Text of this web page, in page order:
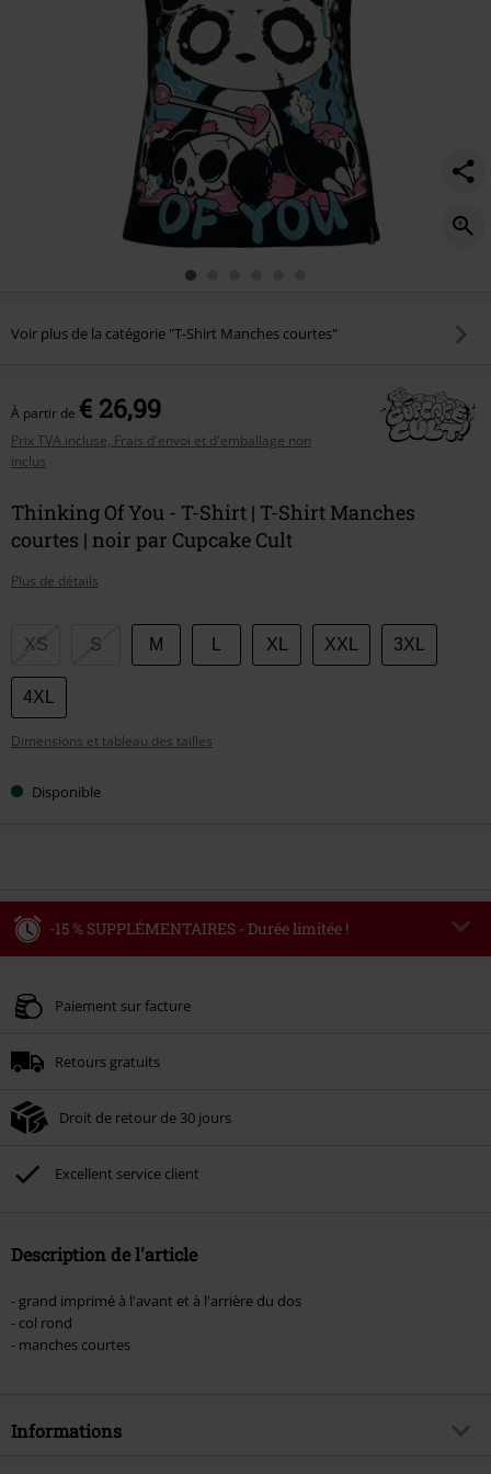
Voir plus de la catégorie "T-Shirt Manches courtes"
À partir de € 26,99
Prix TVA incluse, Frais d'envoi et d'emballage non
inclus
Thinking Of You - T-Shirt | T-Shirt Manches
courtes | noir par Cupcake Cult
Plus de détails
Choisissez
taille
XS S M XL XXL 3XL
4XL
Dimensions et tableau des tailles
Disponible
-15 % SUPPLÉMENTAIRES - Durée limitée !
Valable jusqu'au 09/08/2026
Une fois le code saisi, la réduction sera automatiquement déduite à la fin de
Non cumulable avec dautres promotions. Non valable sur : les livres, les
Broilers, Die Ärzte, Die Toten Hosen, Metality, les bons d'achat et les articles
incluant un don.
Paiement sur facture
Retours gratuits
Droit de retour de 30 jours
Excellent service client
Description de l'article
- grand imprimé à l'avant et à l'arrière du dos
- col rond
- manches courtes
Informations